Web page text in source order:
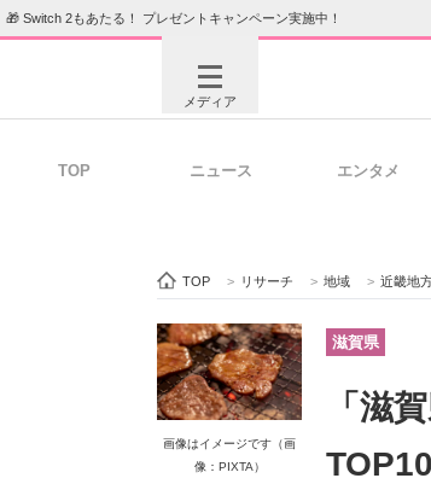
🎁 Switch 2もあたる！ プレゼントキャンペーン実施中！
メディア
ビジネスと働き方のヒント
ITエンジニア向け専門サイト
TOP ニュース エンタメ
TOP > リサーチ > 地域 > 近畿地
画像はイメージです（画
像：PIXTA）
滋賀県
「滋